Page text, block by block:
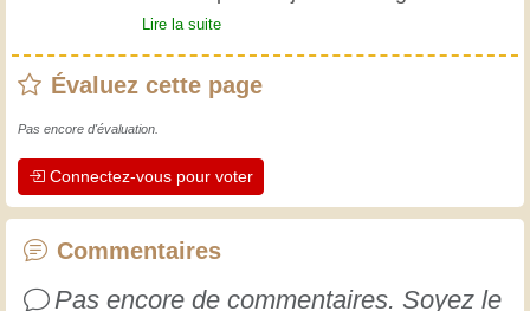
parents m'ont initié très jeune, et
depuis, j'ai acquis une riche expérience.
L'expérience est essentielle ! Elle nous
professionnels. Apprenons ensemble ;
chaque jour est une occasion de
progresser. Amusez-vous bien !
Lire la suite
Évaluez cette page
Pas encore d'évaluation.
Connectez-vous pour voter
Commentaires
Pas encore de commentaires. Soyez le